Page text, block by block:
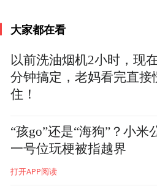
量子反常霍尔效应正是
需要外加磁场即可观察
阻。在量子反常霍尔状
子遵循着特定的轨迹运
散射地流动，从而大大
“如果超导体中是所有地
大家都在看
以前洗油烟机2小时，现
分钟搞定，老妈看完直接
住！
“孩go”还是“海狗”？小米
一号位玩梗被指越界
打开APP阅读